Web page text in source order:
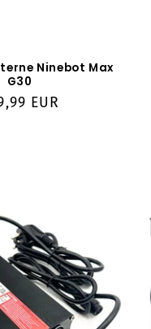
Ninebot Max
G30
EUR